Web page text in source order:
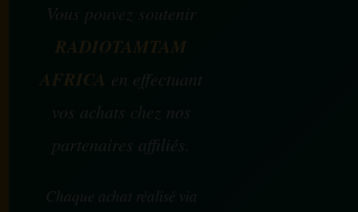
Vous pouvez soutenir
RADIOTAMTAM
AFRICA en effectuant
vos achats chez nos
partenaires affiliés.
Chaque achat réalisé via